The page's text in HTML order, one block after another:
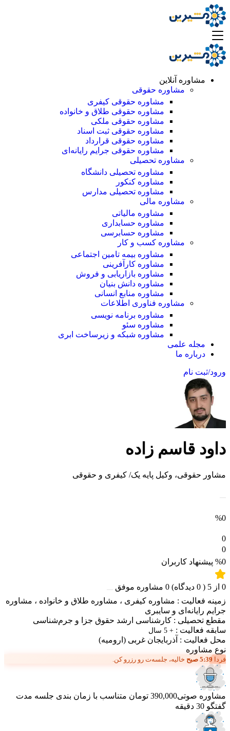
مشاوره آنلاین
مشاوره حقوقی
مشاوره حقوقی کیفری
مشاوره حقوقی طلاق و خانواده
مشاوره حقوقی ملکی
مشاوره حقوقی ثبت اسناد
مشاوره حقوقی قرارداد
مشاوره حقوقی جرایم رایانه‌ای
مشاوره تحصیلی
مشاوره تحصیلی دانشگاه
مشاوره کنکور
مشاوره تحصیلی مدارس
مشاوره مالی
مشاوره مالیاتی
مشاوره حسابداری
مشاوره حسابرسی
مشاوره کسب و کار
مشاوره بیمه تامین اجتماعی
مشاوره کارآفرینی
مشاوره بازاریابی و فروش
مشاوره دانش بنیان
مشاوره منابع انسانی
مشاوره فناوری اطلاعات
مشاوره برنامه نویسی
مشاوره سئو
مشاوره شبکه و زیرساخت ابری
مجله علمی
درباره ما
ورود/ثبت نام
داود قاسم زاده
مشاور حقوقی، وکیل پایه یک/ کیفری و حقوقی
%0
0
0
%0 پیشنهاد کاربران
0 از 5
(
0 دیدگاه) 0 مشاوره موفق
زمینه فعالیت : مشاوره کیفری ، مشاوره طلاق و خانواده ، مشاوره
جرایم رایانه‌ای و سایبری
مقطع تحصیلی : کارشناسی ارشد حقوق جزا و جرم‌شناسی
سابقه فعالیت : + 5 سال
محل فعالیت : آذربایجان غربی (ارومیه)
نوع مشاوره
فردا 5:39 صبح خالیه، جلسه‌ت رو رزرو کن.
مشاوره صوتی390,000 تومان متناسب با زمان بندی جلسه مدت
گفتگو 30 دقیقه